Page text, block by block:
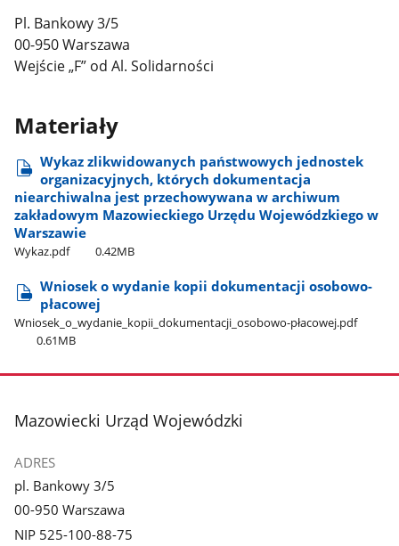
Pl. Bankowy 3/5
00-950 Warszawa
Wejście „F” od Al. Solidarności
Materiały
Wykaz zlikwidowanych państwowych jednostek
organizacyjnych, których dokumentacja
niearchiwalna jest przechowywana w archiwum
zakładowym Mazowieckiego Urzędu Wojewódzkiego w
Warszawie
Wykaz.pdf 0.42MB
Wniosek o wydanie kopii dokumentacji osobowo-
płacowej
Wniosek​_o​_wydanie​_kopii​_dokumentacji​_osobowo-płacowej.pdf
0.61MB
stopka
Mazowiecki Urząd Wojewódzki
ADRES
pl. Bankowy 3/5
00-950 Warszawa
NIP 525-100-88-75